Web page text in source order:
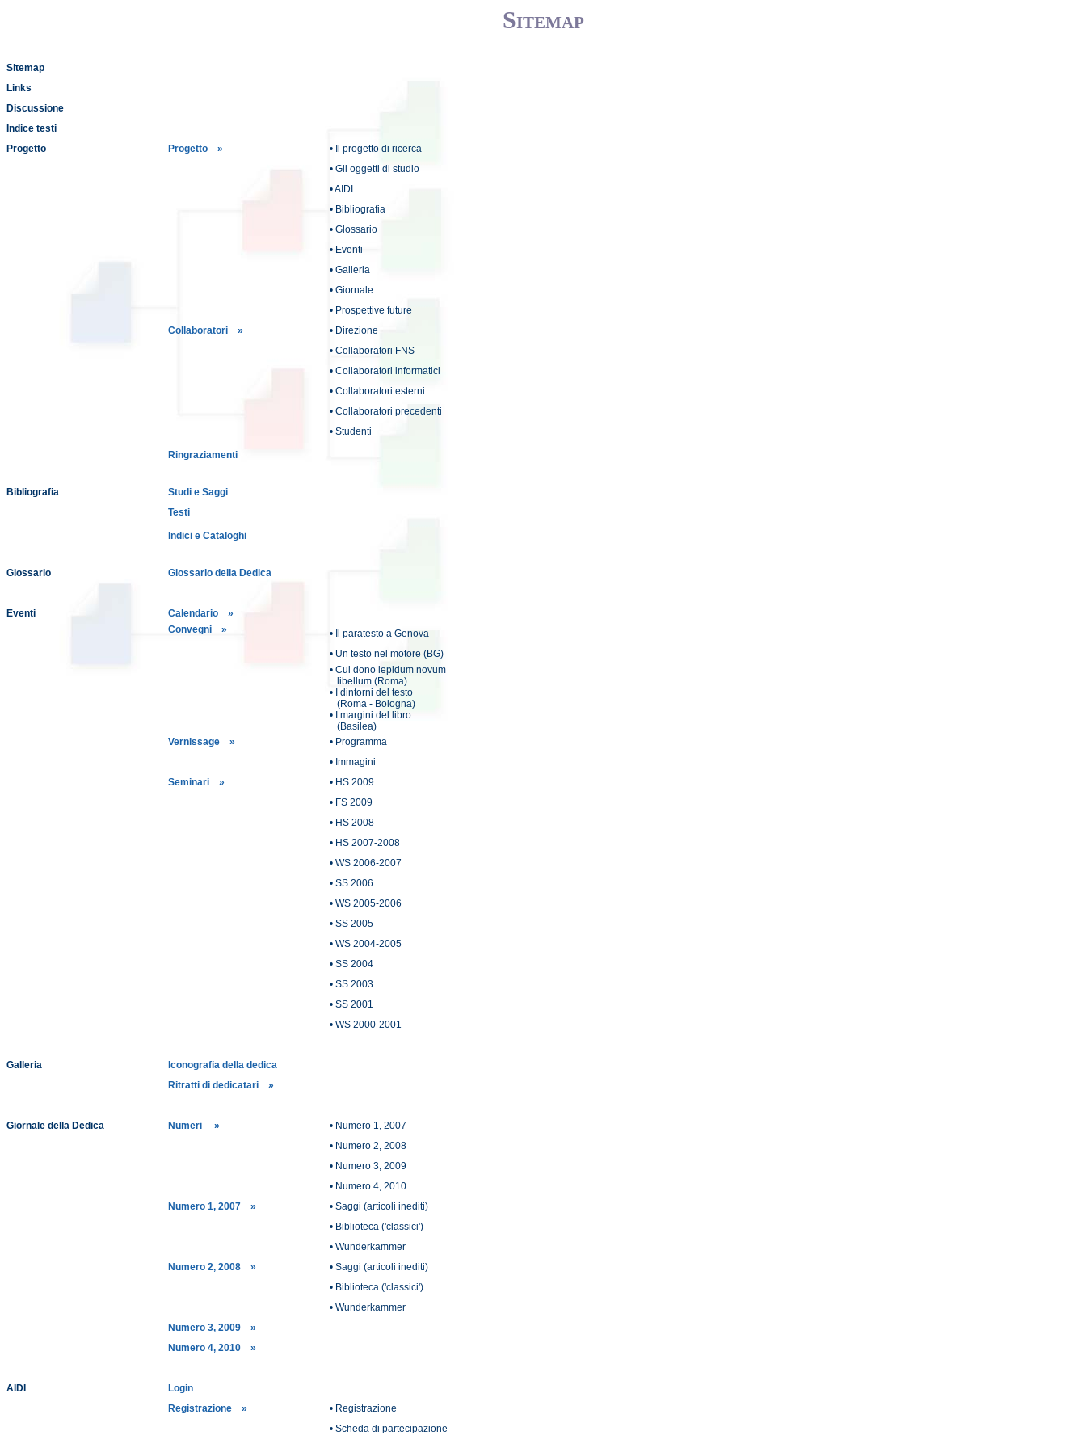
Sitemap
Sitemap
Links
Discussione
Indice testi
Progetto
Progetto »
• Il progetto di ricerca
• Gli oggetti di studio
• AIDI
• Bibliografia
• Glossario
• Eventi
• Galleria
• Giornale
• Prospettive future
Collaboratori »
• Direzione
• Collaboratori FNS
• Collaboratori informatici
• Collaboratori esterni
• Collaboratori precedenti
• Studenti
Ringraziamenti
Bibliografia
Studi e Saggi
Testi
Indici e Cataloghi
Glossario Glossario della Dedica
Eventi
Calendario »
Convegni »
• Il paratesto a Genova
• Un testo nel motore (BG)
• Cui dono lepidum novum
libellum (Roma)
• I dintorni del testo
(Roma - Bologna)
• I margini del libro
(Basilea)
Vernissage »
• Programma
• Immagini
Seminari »
• HS 2009
• FS 2009
• HS 2008
• HS 2007-2008
• WS 2006-2007
• SS 2006
• WS 2005-2006
• SS 2005
• WS 2004-2005
• SS 2004
• SS 2003
• SS 2001
• WS 2000-2001
Galleria
Iconografia della dedica
Ritratti di dedicatari »
Giornale della Dedica Numeri »
• Numero 1, 2007
• Numero 2, 2008
• Numero 3, 2009
• Numero 4, 2010
Numero 1, 2007 »
• Saggi (articoli inediti)
• Biblioteca ('classici')
• Wunderkammer
Numero 2, 2008 »
• Saggi (articoli inediti)
• Biblioteca ('classici')
• Wunderkammer
Numero 3, 2009 »
Numero 4, 2010 »
AIDI
Login
Registrazione »
• Registrazione
• Scheda di partecipazione